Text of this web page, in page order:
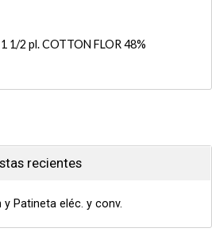
1/2 pl. COTTON FLOR 48%
recientes
y Patineta eléc. y conv.